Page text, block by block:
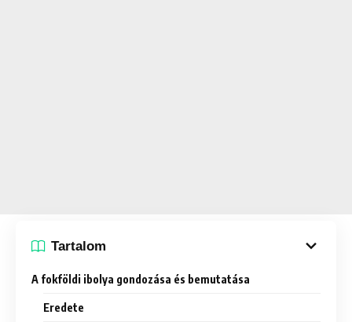
Tartalom
A fokföldi ibolya gondozása és bemutatása
Eredete